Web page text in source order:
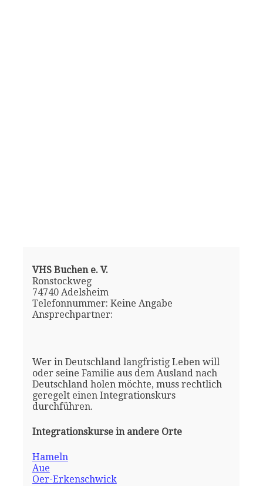
VHS Buchen e. V.
Ronstockweg
74740 Adelsheim
Telefonnummer: Keine Angabe
Ansprechpartner:
Wer in Deutschland langfristig Leben will
oder seine Familie aus dem Ausland nach
Deutschland holen möchte, muss rechtlich
geregelt einen Integrationskurs
durchführen.
Integrationskurse in andere Orte
Hameln
Aue
Oer-Erkenschwick